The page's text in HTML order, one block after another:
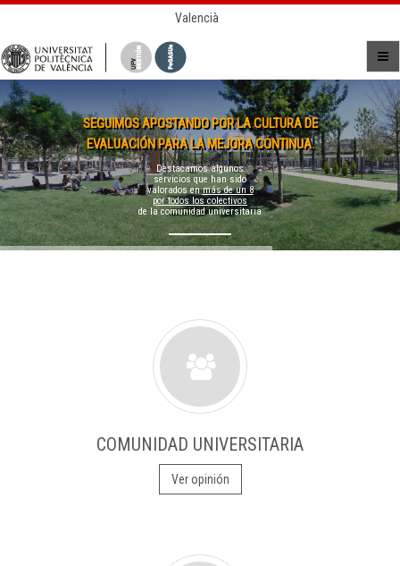
Valencià
SEGUIMOS APOSTANDO POR LA CULTURA DE
EVALUACIÓN PARA LA MEJORA CONTINUA.
Destacamos algunos
servicios que han sido
valorados enmás de un 8
por todos los colectivos
de la comunidad universitaria
COMUNIDAD UNIVERSITARIA
Ver opinión